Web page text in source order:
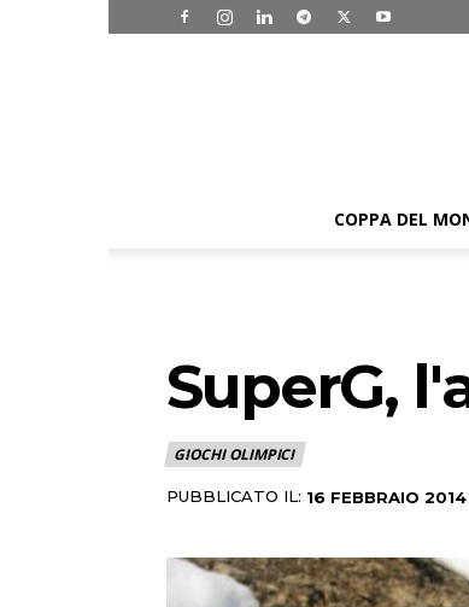
COPPA DEL
SuperG,
GIOCHI OLIMPICI
PUBBLICATO IL: 16 FEBBRAIO 2014